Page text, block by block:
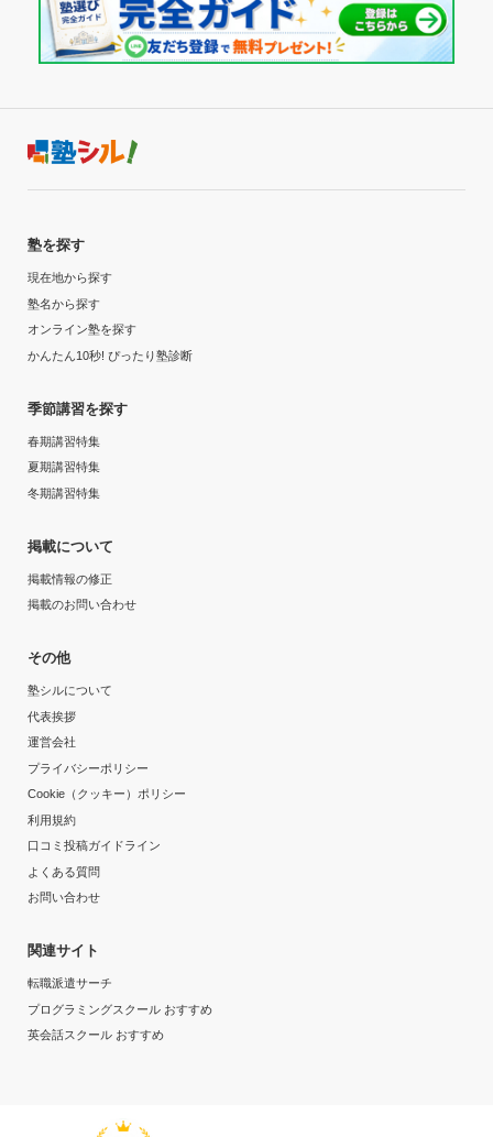
目的の達成度
志望校と合格状況
---
個別指導スクールIE 岐阜則武校の口コミをもっと見る
2017年以前
小学3年
受講コース
夏期講習
3時間～4時間未満
月額料金
〜10,000円
目的の達成度
達成
目的の達成理由
志望校に合格できたから。また、普段の定期テストでも
大きく点数が上がって成績も良くなったから。
志望校と合格状況
第一志望校：
塾を探す
現在地から探す
塾名から探す
オンライン塾を探す
かんたん10秒! ぴったり塾診断
季節講習を探す
春期講習特集
夏期講習特集
冬期講習特集
掲載について
掲載情報の修正
掲載のお問い合わせ
その他
塾シルについて
代表挨拶
運営会社
プライバシーポリシー
Cookie（クッキー）ポリシー
利用規約
口コミ投稿ガイドライン
よくある質問
お問い合わせ
関連サイト
転職派遣サーチ
プログラミングスクール おすすめ
英会話スクール おすすめ